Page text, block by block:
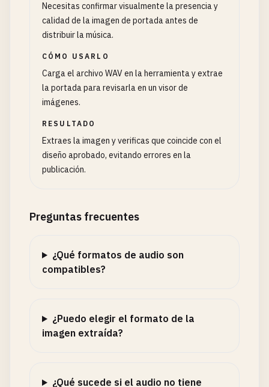
Necesitas confirmar visualmente la presencia y
calidad de la imagen de portada antes de
distribuir la música.
CÓMO USARLO
Carga el archivo WAV en la herramienta y extrae
la portada para revisarla en un visor de
imágenes.
RESULTADO
Extraes la imagen y verificas que coincide con el
diseño aprobado, evitando errores en la
publicación.
Preguntas frecuentes
¿Qué formatos de audio son
compatibles?
¿Puedo elegir el formato de la
imagen extraída?
¿Qué sucede si el audio no tiene